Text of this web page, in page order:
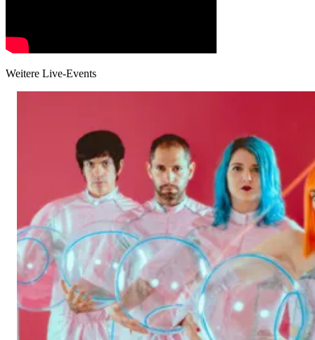
Weitere Live-Events